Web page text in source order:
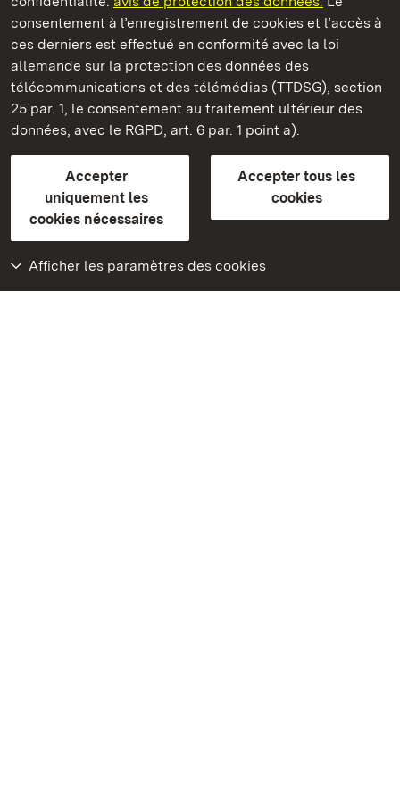
consentement à l’enregistrement de cookies et l’accès à
ces derniers est effectué en conformité avec la loi
allemande sur la protection des données des
télécommunications et des télémédias (TTDSG), section
25 par. 1, le consentement au traitement ultérieur des
données, avec le RGPD, art. 6 par. 1 point a).
Accepter
uniquement les
cookies nécessaires
Accepter tous les
cookies
Afficher les paramètres des cookies
Châteaux et jardins publics du Bade-Wurtemberg
Contact et informationsFAQ et réponsesMentions légales
Protection des données
Explications sur l’accessibilité
BITV-konform (geprüfte Seiten)
plus loin
Accueil
Monuments
Rendez-nous visite